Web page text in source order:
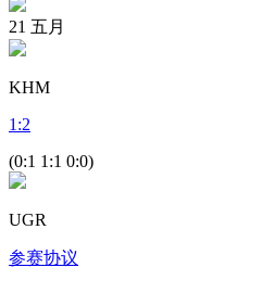
21 五月
KHM
1 :2
(0:1 1:1 0:0)
UGR
参赛协议